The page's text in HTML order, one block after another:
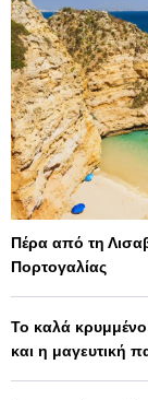
Πέρα από τη
Πορτογαλίας
Το καλά
και η μαγευτική